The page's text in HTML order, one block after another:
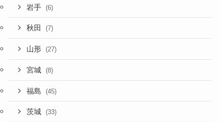
岩手 (6)
秋田 (7)
山形 (27)
宮城 (8)
福島 (45)
茨城 (33)